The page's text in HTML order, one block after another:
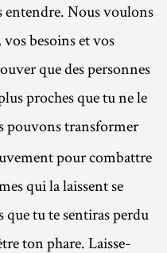
Nous voulons
besoins et vos
que des personnes
proches que tu ne le
pouvons transformer
pour combattre
qui la laissent se
tu te sentiras perdu
ton phare. Laisse-